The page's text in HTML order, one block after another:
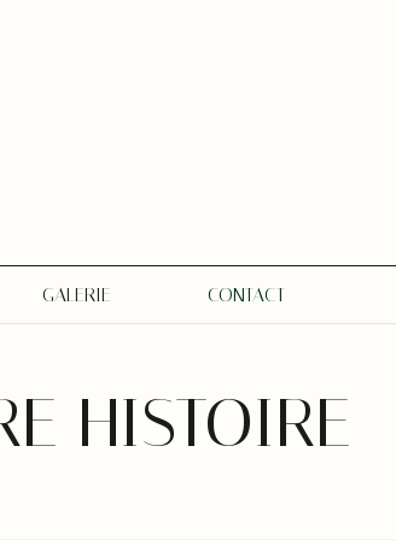
GALERIE CONTACT
HISTOIRE